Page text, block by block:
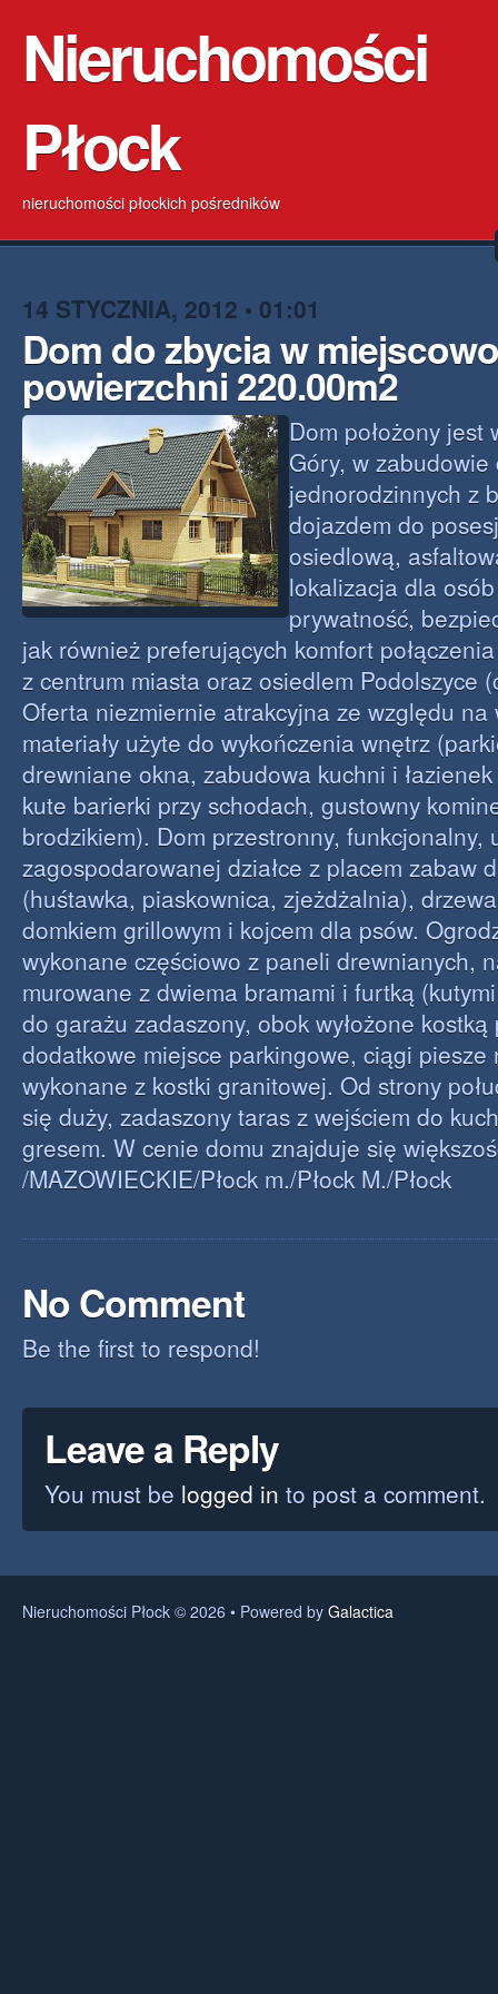
Nieruchomości
Płock
nieruchomości płockich pośredników
14 STYCZNIA, 2012 • 01:01
Dom do zbycia w
powierzchni 220.00m2
Dom położony jest
Góry, w zabudowie
jednorodzinnych z
dojazdem do
osiedlową,
lokalizacja dla
prywatność,
jak również preferujących komfort
z centrum miasta oraz osiedlem Podolszyce
Oferta niezmiernie atrakcyjna ze względu na
materiały użyte do wykończenia wnętrz
drewniane okna, zabudowa kuchni i
kute barierki przy schodach, gustowny
brodzikiem). Dom przestronny, funkcjonalny,
zagospodarowanej działce z placem zabaw
(huśtawka, piaskownica, zjeżdżalnia),
domkiem grillowym i kojcem dla psów.
wykonane częściowo z paneli drewnianych,
murowane z dwiema bramami i furtką
do garażu zadaszony, obok wyłożone
dodatkowe miejsce parkingowe, ciągi piesze
wykonane z kostki granitowej. Od strony
się duży, zadaszony taras z wejściem do
gresem. W cenie domu znajduje się
/MAZOWIECKIE/Płock m./Płock M./Płock
No Comment
Be the first to respond!
Leave a Reply
You must be logged in to post a comment.
Nieruchomości Płock © 2026 • Powered by Galactica